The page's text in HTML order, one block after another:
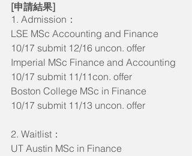
[申請結果]
1. Admission：
LSE MSc Accounting and Finance
10/17 submit 12/16 uncon. offer
Imperial MSc Finance and Accounting
10/17 submit 11/11con. offer
Boston College MSc in Finance
10/17 submit 11/13 uncon. offer
2. Waitlist：
UT Austin MSc in Finance